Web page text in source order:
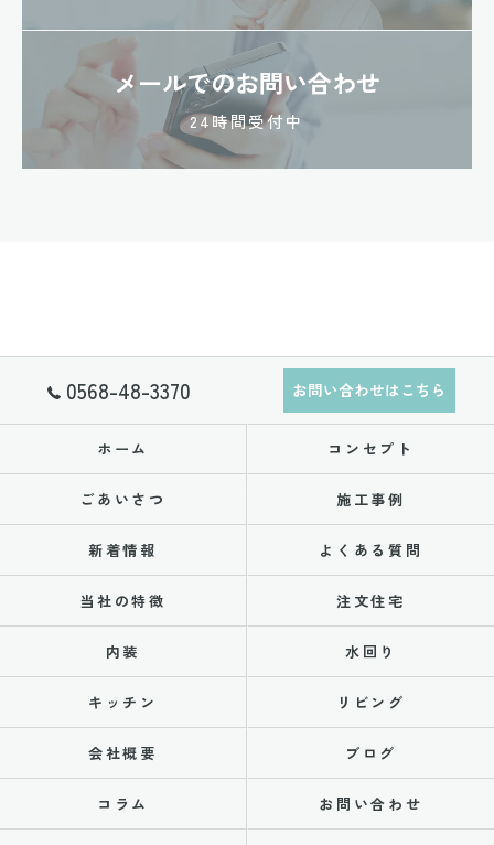
メールでのお問い合わせ
24時間受付中
0568-48-3370 お問い合わせはこちら
ホーム コンセプト
ごあいさつ 施工事例
新着情報 よくある質問
当社の特徴 注文住宅
内装 水回り
キッチン リビング
会社概要 ブログ
コラム お問い合わせ